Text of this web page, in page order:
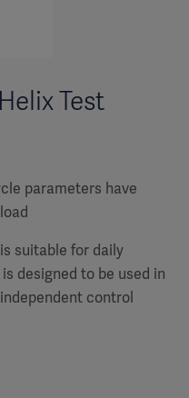
Test
parameters have
suitable for daily
designed to be used in
control